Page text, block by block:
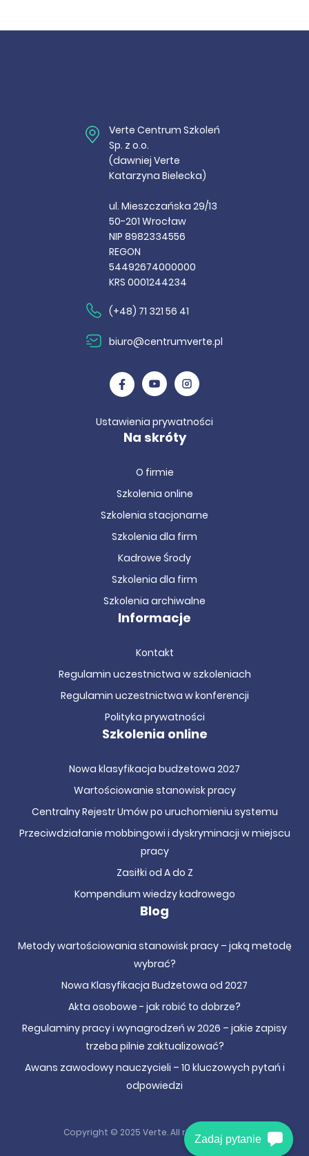
Zadaj pytanie
Verte Centrum Szkoleń
Sp. z o.o.
(dawniej Verte
Katarzyna Bielecka)
ul. Mieszczańska 29/13
50-201 Wrocław
NIP 8982334556
REGON
54492674000000
KRS 0001244234
(+48) 71 321 56 41
biuro@centrumverte.pl
Ustawienia prywatności
Na skróty
O firmie
Szkolenia online
Szkolenia stacjonarne
Szkolenia dla firm
Kadrowe Środy
Szkolenia dla firm
Szkolenia archiwalne
Informacje
Kontakt
Regulamin uczestnictwa w szkoleniach
Regulamin uczestnictwa w konferencji
Polityka prywatności
Szkolenia online
Nowa klasyfikacja budżetowa 2027
Wartościowanie stanowisk pracy
Centralny Rejestr Umów po uruchomieniu systemu
Przeciwdziałanie mobbingowi i dyskryminacji w miejscu
pracy
Zasiłki od A do Z
Kompendium wiedzy kadrowego
Blog
Metody wartościowania stanowisk pracy – jaką metodę
wybrać?
Nowa Klasyfikacja Budżetowa od 2027
Akta osobowe - jak robić to dobrze?
Regulaminy pracy i wynagrodzeń w 2026 – jakie zapisy
trzeba pilnie zaktualizować?
Awans zawodowy nauczycieli – 10 kluczowych pytań i
odpowiedzi
Copyright © 2025 Verte. All right reserved.